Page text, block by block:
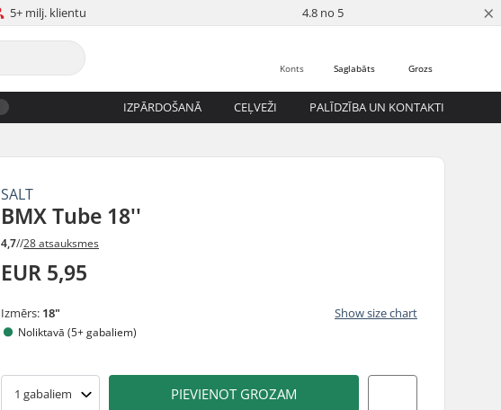
5+ milj. klientu 4.8 no 5 ×
Grozs
Saglabāts
Konts
IZPĀRDOŠANĀ CEĻVEŽI PALĪDZĪBA UN KONTAKTI
SALT
BMX Tube 18''
4,7//28 atsauksmes
EUR 5,95
Izmērs: 18" Show size chart
Noliktavā (5+ gabaliem)
1 gabaliem PIEVIENOT GROZAM